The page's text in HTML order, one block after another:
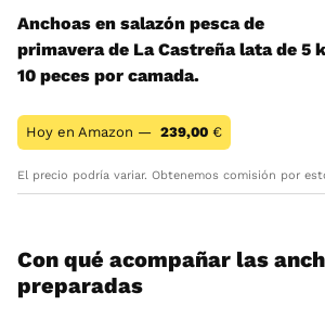
Anchoas en salazón pesca de
primavera de La Castreña lata de 5
10 peces por camada.
Hoy en Amazon — 239,00 €
El precio podría variar. Obtenemos comisión por
Con qué acompañar las
preparadas